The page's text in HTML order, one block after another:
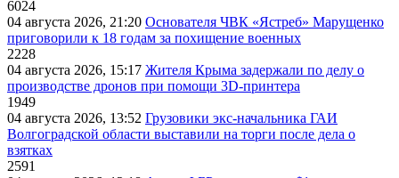
6024
04 августа 2026, 21:20 Основателя ЧВК «Ястреб» Марущенко
приговорили к 18 годам за похищение военных
2228
04 августа 2026, 15:17 Жителя Крыма задержали по делу о
производстве дронов при помощи 3D‑принтера
1949
04 августа 2026, 13:52 Грузовики экс-начальника ГАИ
Волгоградской области выставили на торги после дела о
взятках
2591